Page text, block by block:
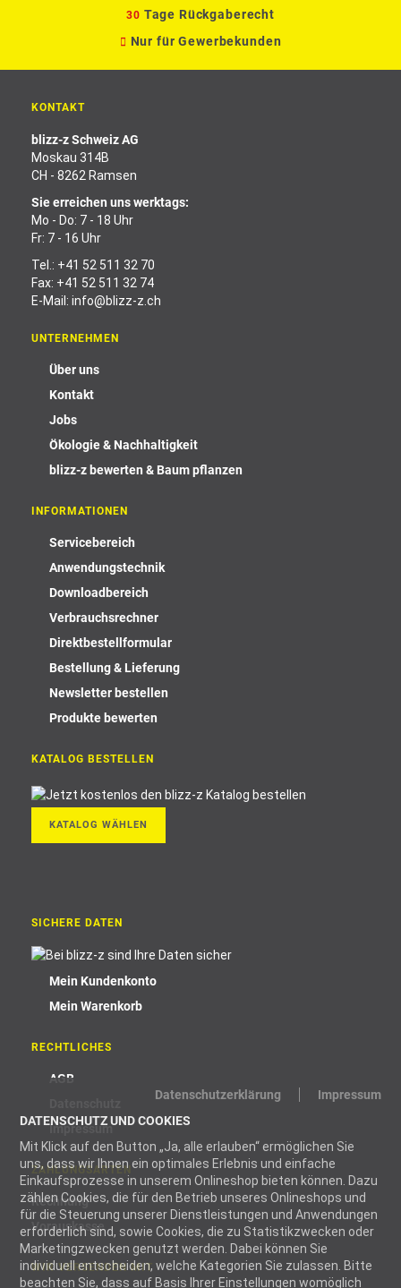
Datenschutzerklärung
Impressum
DATENSCHUTZ UND COOKIES
Mit Klick auf den Button „Ja, alle erlauben“ ermöglichen Sie
uns, dass wir Ihnen ein optimales Erlebnis und einfache
Einkaufsprozesse in unserem Onlineshop bieten können. Dazu
zählen Cookies, die für den Betrieb unseres Onlineshops und
für die Steuerung unserer Dienstleistungen und Anwendungen
erforderlich sind, sowie Cookies, die zu Statistikzwecken oder
Marketingzwecken genutzt werden. Dabei können Sie
individuell entscheiden, welche Kategorien Sie zulassen. Bitte
beachten Sie, dass auf Basis Ihrer Einstellungen womöglich
30 Tage Rückgaberecht
Nur für Gewerbekunden
KONTAKT
blizz-z Schweiz AG
Moskau 314B
CH - 8262 Ramsen
Sie erreichen uns werktags:
Mo - Do: 7 - 18 Uhr
Fr: 7 - 16 Uhr
Tel.: +41 52 511 32 70
Fax: +41 52 511 32 74
E-Mail: info@blizz-z.ch
UNTERNEHMEN
Über uns
Kontakt
Jobs
Ökologie & Nachhaltigkeit
blizz-z bewerten & Baum pflanzen
INFORMATIONEN
Servicebereich
Anwendungstechnik
Downloadbereich
Verbrauchsrechner
Direktbestellformular
Bestellung & Lieferung
Newsletter bestellen
Produkte bewerten
KATALOG BESTELLEN
KATALOG WÄHLEN
SICHERE DATEN
Mein Kundenkonto
Mein Warenkorb
RECHTLICHES
AGB
Impressum
ZAHLUNGSARTEN
Rechnung
Vorauskasse
WIR VERSENDEN MIT